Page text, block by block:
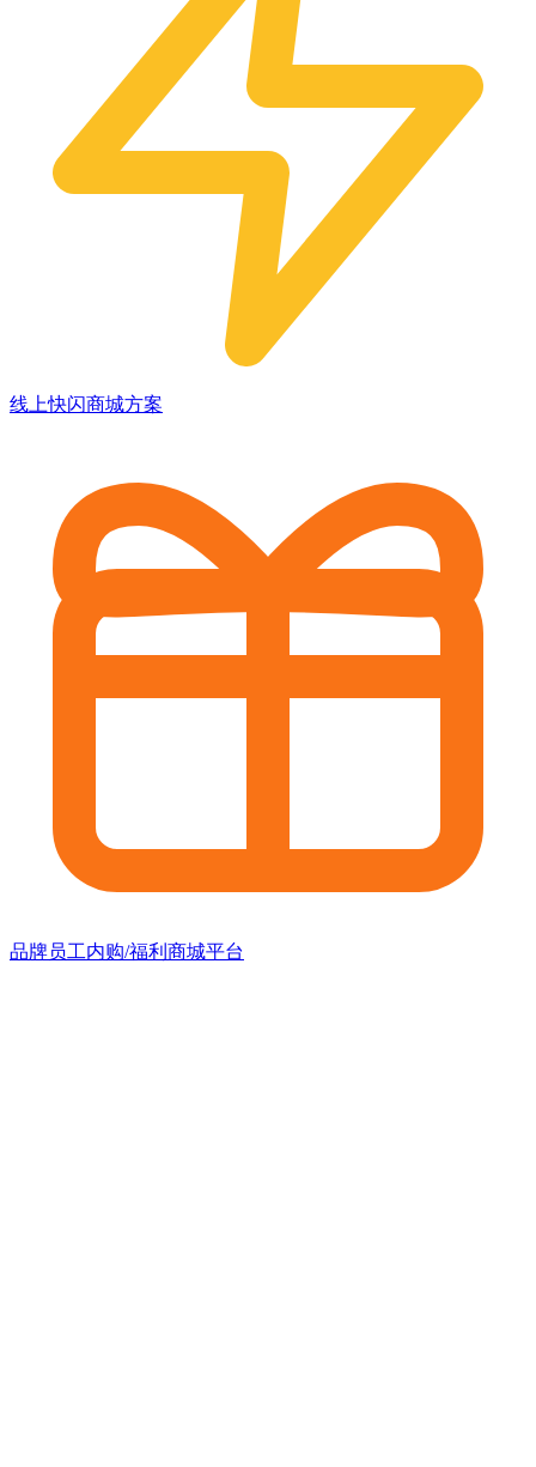
线上快闪商城方案
品牌员工内购/福利商城平台